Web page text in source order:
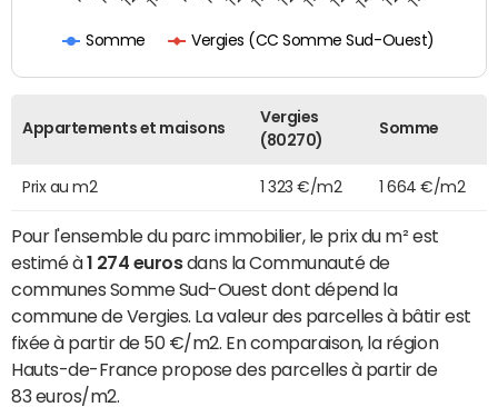
Somme Vergies (CC Somme Sud-Ouest)
Appartements et maisons
Vergies
(80270)
Somme
Prix au m2 1 323 €/m2 1 664 €/m2
Pour l'ensemble du parc immobilier, le prix du m² est
estimé à1 274 eurosdans la Communauté de
communes Somme Sud-Ouest dont dépend la
commune de Vergies. La valeur des parcelles à bâtir est
fixée à partir de 50 €/m2. En comparaison, la région
Hauts-de-France propose des parcelles à partir de
83 euros/m2.